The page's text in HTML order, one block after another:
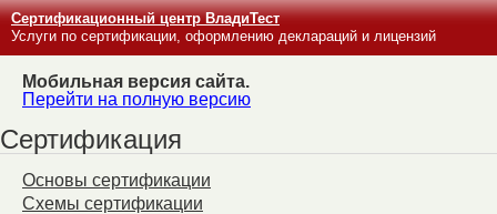
Сертификационный центр ВладиТест
Услуги по сертификации, оформлению деклараций и лицензий
Мобильная версия сайта.
Перейти на полную версию
Сертификация
Основы сертификации
Схемы сертификации